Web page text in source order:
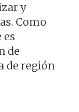
y
Como
de
de región